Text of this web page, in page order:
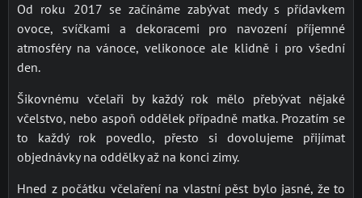
Od roku 2017 se začínáme zabývat medy s přídavkem
ovoce, svíčkami a dekoracemi pro navození příjemné
atmosféry na vánoce, velikonoce ale klidně i pro všední
den.
Šikovnému včelaři by každý rok mělo přebývat nějaké
včelstvo, nebo aspoň oddělek případně matka. Prozatím se
to každý rok povedlo, přesto si dovolujeme přijímat
objednávky na oddělky až na konci zimy.
Hned z počátku včelaření na vlastní pěst bylo jasné, že to